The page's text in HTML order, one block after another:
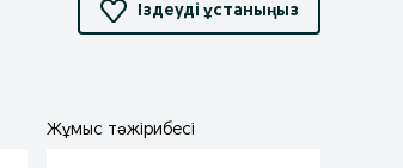
Іздеуді ұстаныңыз
Жұмыс тəжірибесі